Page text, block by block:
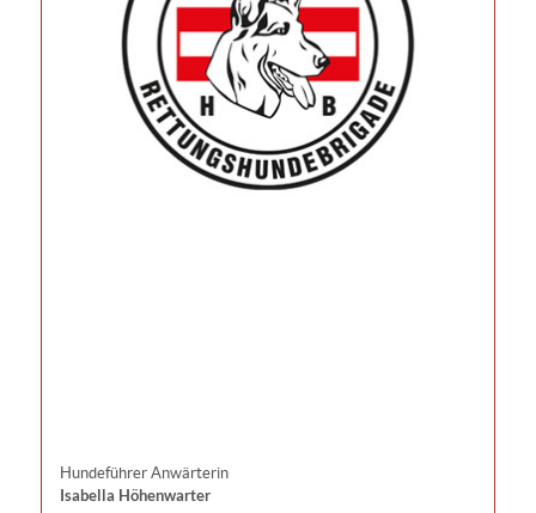
Hundeführer Anwärterin
Isabella Höhenwarter